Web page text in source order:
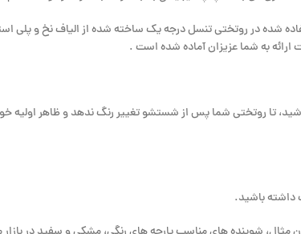
شده در روتختی تنسل درجه یک ساخته شده از الیاف نخ و پلی
ارائه به شما عزیزان آماده شده است .
تا روتختی شما پس از شستشو تغییر رنگ ندهد و ظاهر